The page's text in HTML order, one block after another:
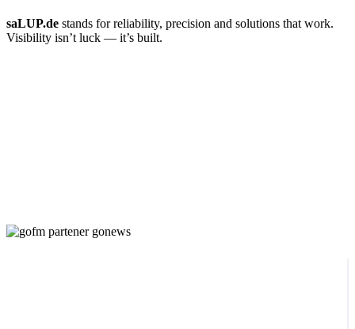
saLUP.de stands for reliability, precision and solutions that work.
Visibility isn’t luck — it’s built.